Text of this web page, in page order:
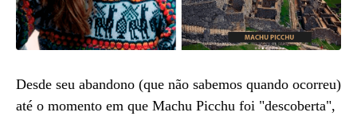
Desde seu abandono (que não sabemos quando ocorreu)
até o momento em que Machu Picchu foi "descoberta",